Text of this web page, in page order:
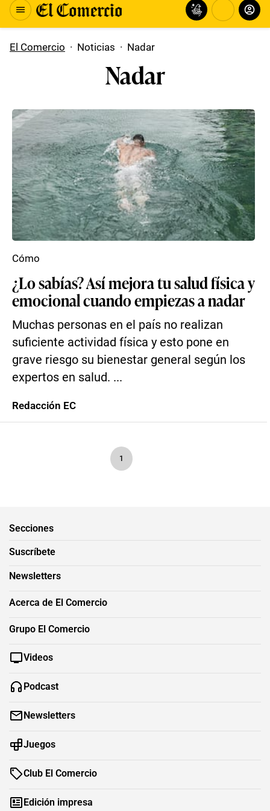
El Comercio · Noticias · Nadar
Nadar
¿Lo sabías? Así mejora tu salud física y
emocional cuando empiezas a nadar
Muchas personas en el país no realizan
suficiente actividad física y esto pone en
grave riesgo su bienestar general según los
expertos en salud. ...
Cómo
Redacción EC
1
Secciones
Suscríbete
Newsletters
Acerca de El Comercio
Grupo El Comercio
Videos
Podcast
Newsletters
Juegos
Club El Comercio
Edición impresa